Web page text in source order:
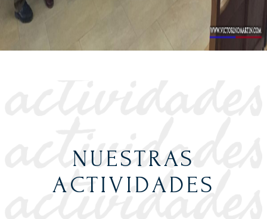
NUESTRAS
ACTIVIDADES